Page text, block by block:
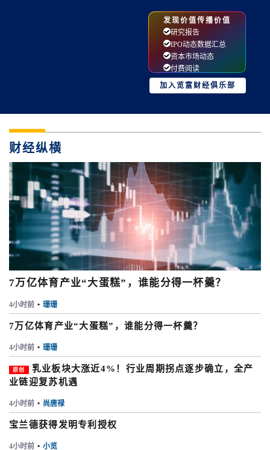
发现价值传播价值
研究报告
IPO动态数据汇总
资本市场动态
付费阅读
加入览富财经俱乐部
财经纵横
7万亿体育产业“大蛋糕”，谁能分得一杯羹？
4小时前 • 珊珊
7万亿体育产业“大蛋糕”，谁能分得一杯羹？
4小时前 • 珊珊
原创
乳业板块大涨近4%！行业周期拐点逐步确立，全产
业链迎复苏机遇
4小时前 • 尚唐禄
宝兰德获得发明专利授权
4小时前 • 小览